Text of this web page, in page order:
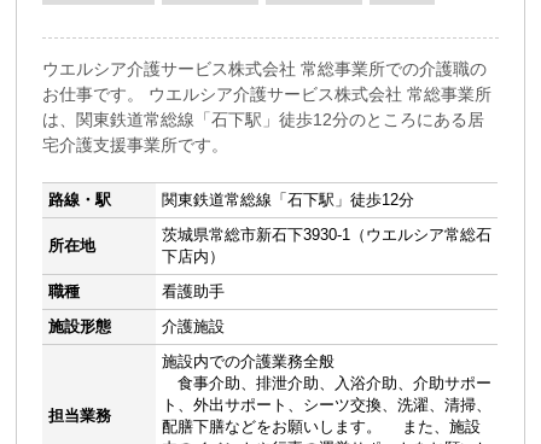
ウエルシア介護サービス株式会社 常総事業所での介護職の
お仕事です。 ウエルシア介護サービス株式会社 常総事業所
は、関東鉄道常総線「石下駅」徒歩12分のところにある居
宅介護支援事業所です。
路線・駅 関東鉄道常総線「石下駅」徒歩12分
所在地
茨城県常総市新石下3930-1（ウエルシア常総石
下店内）
職種
看護助手
施設形態
介護施設
担当業務
施設内での介護業務全般
食事介助、排泄介助、入浴介助、介助サポー
ト、外出サポート、シーツ交換、洗濯、清掃、
配膳下膳などをお願いします。 また、施設